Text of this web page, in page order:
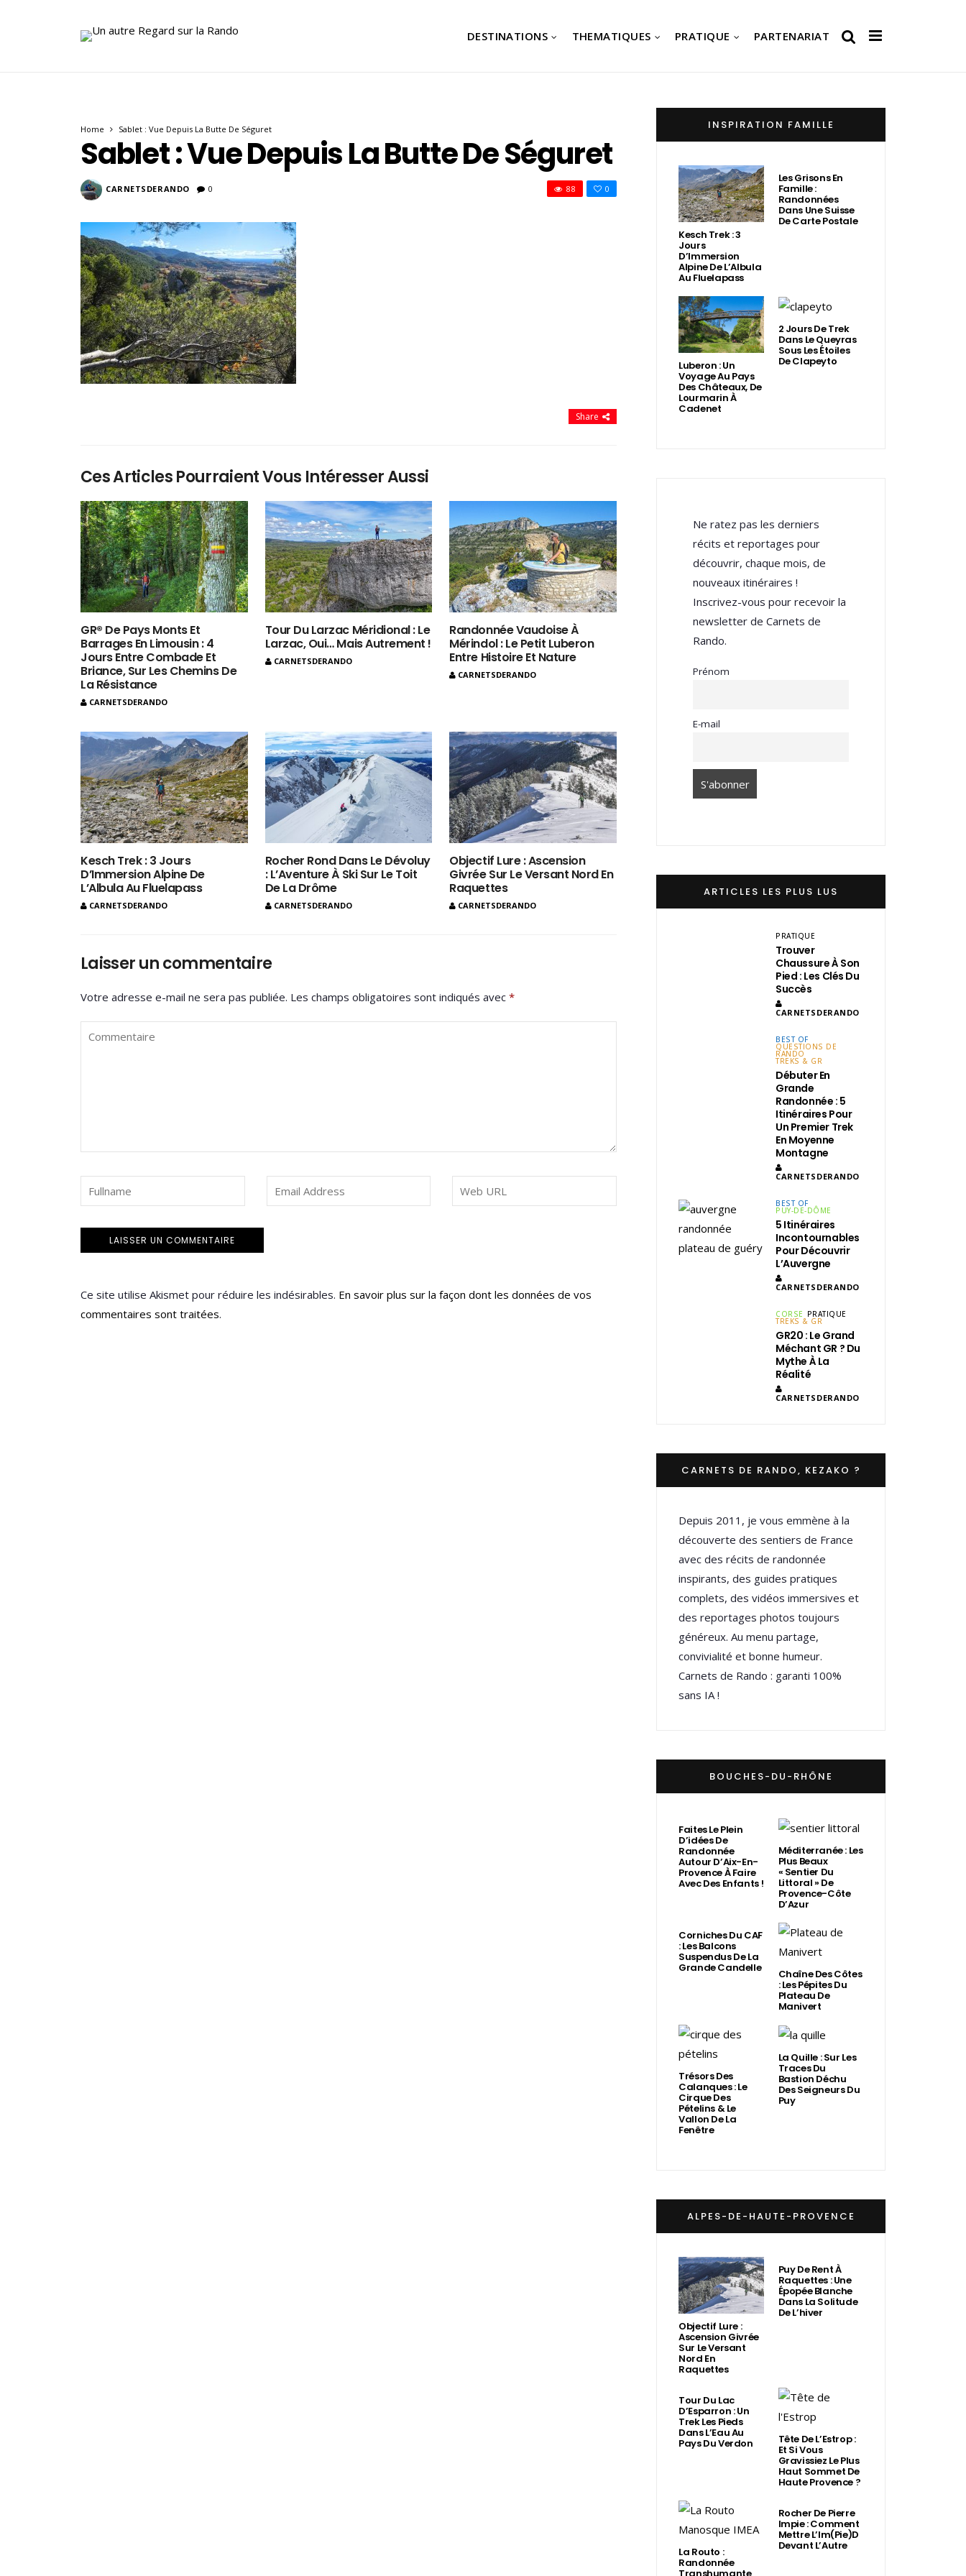
DESTINATIONS THEMATIQUES PRATIQUE PARTENARIAT
Home Sablet : Vue Depuis La Butte De Séguret
Sablet : Vue Depuis La Butte De Séguret
CARNETSDERANDO 0 0
88
Share
Ces Articles Pourraient Vous Intéresser Aussi
GR® De Pays Monts Et
Barrages En Limousin : 4
Jours Entre Combade Et
Briance, Sur Les Chemins De
La Résistance
CARNETSDERANDO
Tour Du Larzac Méridional : Le
Larzac, Oui… Mais Autrement !
CARNETSDERANDO
Randonnée Vaudoise À
Mérindol : Le Petit Luberon
Entre Histoire Et Nature
CARNETSDERANDO
Kesch Trek : 3 Jours
D’Immersion Alpine De
L’Albula Au Fluelapass
CARNETSDERANDO
Rocher Rond Dans Le Dévoluy
: L’Aventure À Ski Sur Le Toit
De La Drôme
CARNETSDERANDO
Objectif Lure : Ascension
Givrée Sur Le Versant Nord En
Raquettes
CARNETSDERANDO
Laisser un commentaire
Votre adresse e-mail ne sera pas publiée. Les champs obligatoires sont indiqués avec *
Ce site utilise Akismet pour réduire les indésirables. En savoir plus sur la façon dont les données de vos
commentaires sont traitées.
INSPIRATION FAMILLE
Kesch Trek : 3
Jours
D’Immersion
Alpine De L’Albula
Au Fluelapass
Les Grisons En
Famille :
Randonnées
Dans Une Suisse
De Carte Postale
Luberon : Un
Voyage Au Pays
Des Châteaux, De
Lourmarin À
Cadenet
2 Jours De Trek
Dans Le Queyras
Sous Les Étoiles
De Clapeyto
Ne ratez pas les derniers
récits et reportages pour
découvrir, chaque mois, de
nouveaux itinéraires !
Inscrivez-vous pour recevoir la
newsletter de Carnets de
Rando.
Prénom
E-mail
ARTICLES LES PLUS LUS
PRATIQUE
Trouver
Chaussure À Son
Pied : Les Clés Du
Succès
CARNETSDERANDO
BEST OF
QUESTIONS DE
RANDO
TREKS & GR
Débuter En
Grande
Randonnée : 5
Itinéraires Pour
Un Premier Trek
En Moyenne
Montagne
CARNETSDERANDO
BEST OF
PUY-DE-DÔME
5 Itinéraires
Incontournables
Pour Découvrir
L’Auvergne
CARNETSDERANDO
CORSE PRATIQUE
TREKS & GR
GR20 : Le Grand
Méchant GR ? Du
Mythe À La
Réalité
CARNETSDERANDO
CARNETS DE RANDO, KEZAKO ?
Depuis 2011, je vous emmène à la
découverte des sentiers de France
avec des récits de randonnée
inspirants, des guides pratiques
complets, des vidéos immersives et
des reportages photos toujours
généreux. Au menu partage,
convivialité et bonne humeur.
Carnets de Rando : garanti 100%
sans IA !
BOUCHES-DU-RHÔNE
Faites Le Plein
D’idées De
Randonnée
Autour D’Aix-En-
Provence À Faire
Avec Des Enfants !
Méditerranée : Les
Plus Beaux
« Sentier Du
Littoral » De
Provence-Côte
D’Azur
Corniches Du CAF
: Les Balcons
Suspendus De La
Grande Candelle Chaîne Des Côtes
: Les Pépites Du
Plateau De
Manivert
Trésors Des
Calanques : Le
Cirque Des
Pételins & Le
Vallon De La
Fenêtre
La Quille : Sur Les
Traces Du
Bastion Déchu
Des Seigneurs Du
Puy
ALPES-DE-HAUTE-PROVENCE
Objectif Lure :
Ascension Givrée
Sur Le Versant
Nord En
Raquettes
Puy De Rent À
Raquettes : Une
Épopée Blanche
Dans La Solitude
De L’hiver
Tour Du Lac
D’Esparron : Un
Trek Les Pieds
Dans L’Eau Au
Pays Du Verdon Tête De L’Estrop :
Et Si Vous
Gravissiez Le Plus
Haut Sommet De
Haute Provence ?
La Routo :
Randonnée
Rocher De Pierre
Impie : Comment
Mettre L’Im(Pie)d
Devant L’Autre